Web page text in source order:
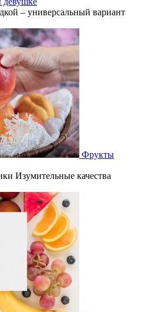
– универсальный вариант
Фрукты
Изумительные качества